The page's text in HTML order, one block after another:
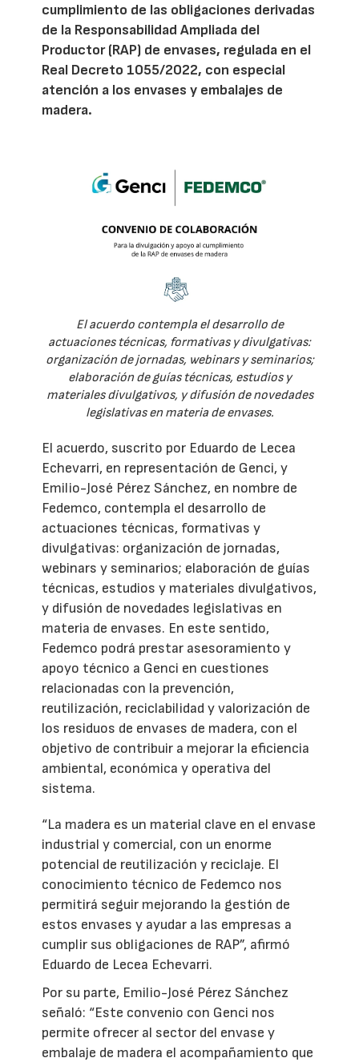
cumplimiento de las obligaciones derivadas
de la Responsabilidad Ampliada del
Productor (RAP) de envases, regulada en el
Real Decreto 1055/2022, con especial
atención a los envases y embalajes de
madera.
El acuerdo contempla el desarrollo de
actuaciones técnicas, formativas y divulgativas:
organización de jornadas, webinars y seminarios;
elaboración de guías técnicas, estudios y
materiales divulgativos, y difusión de novedades
legislativas en materia de envases.
El acuerdo, suscrito por Eduardo de Lecea
Echevarri, en representación de Genci, y
Emilio-José Pérez Sánchez, en nombre de
Fedemco, contempla el desarrollo de
actuaciones técnicas, formativas y
divulgativas: organización de jornadas,
webinars y seminarios; elaboración de guías
técnicas, estudios y materiales divulgativos,
y difusión de novedades legislativas en
materia de envases. En este sentido,
Fedemco podrá prestar asesoramiento y
apoyo técnico a Genci en cuestiones
relacionadas con la prevención,
reutilización, reciclabilidad y valorización de
los residuos de envases de madera, con el
objetivo de contribuir a mejorar la eficiencia
ambiental, económica y operativa del
sistema.
“La madera es un material clave en el envase
industrial y comercial, con un enorme
potencial de reutilización y reciclaje. El
conocimiento técnico de Fedemco nos
permitirá seguir mejorando la gestión de
estos envases y ayudar a las empresas a
cumplir sus obligaciones de RAP”, afirmó
Eduardo de Lecea Echevarri.
Por su parte, Emilio-José Pérez Sánchez
señaló: “Este convenio con Genci nos
permite ofrecer al sector del envase y
embalaje de madera el acompañamiento que